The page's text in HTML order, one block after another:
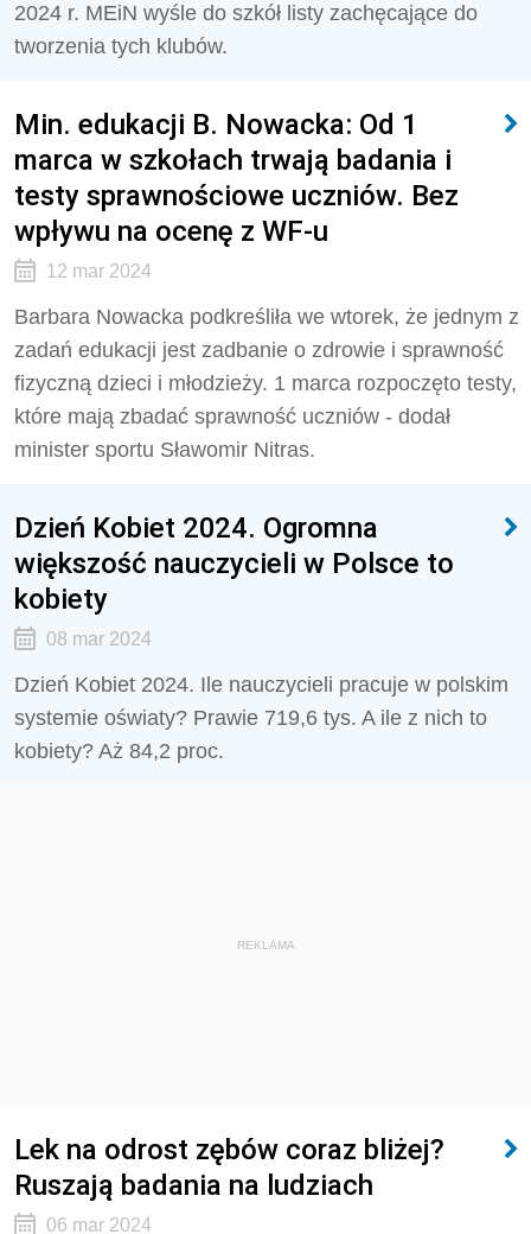
2024 r. MEiN wyśle do szkół listy zachęcające do
tworzenia tych klubów.
Min. edukacji B. Nowacka: Od 1
marca w szkołach trwają badania i
testy sprawnościowe uczniów. Bez
wpływu na ocenę z WF-u
12 mar 2024
Barbara Nowacka podkreśliła we wtorek, że jednym z
zadań edukacji jest zadbanie o zdrowie i sprawność
fizyczną dzieci i młodzieży. 1 marca rozpoczęto testy,
które mają zbadać sprawność uczniów - dodał
minister sportu Sławomir Nitras.
Dzień Kobiet 2024. Ogromna
większość nauczycieli w Polsce to
kobiety
08 mar 2024
Dzień Kobiet 2024. Ile nauczycieli pracuje w polskim
systemie oświaty? Prawie 719,6 tys. A ile z nich to
kobiety? Aż 84,2 proc.
REKLAMA
Lek na odrost zębów coraz bliżej?
Ruszają badania na ludziach
06 mar 2024